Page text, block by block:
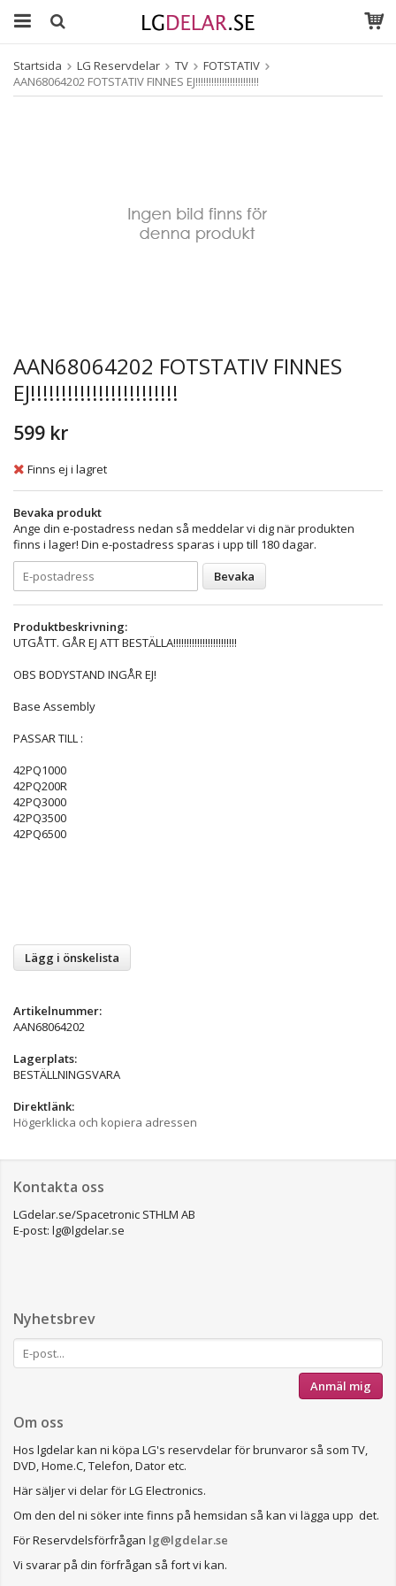
Startsida LG Reservdelar TV
FOTSTATIV
AAN68064202 FOTSTATIV FINNES EJ!!!!!!!!!!!!!!!!!!!!!!!!
AAN68064202 FOTSTATIV FINNES
EJ!!!!!!!!!!!!!!!!!!!!!!!!
599 kr
Finns ej i lagret
Bevaka produkt
Ange din e-postadress nedan så meddelar vi dig när produkten
finns i lager! Din e-postadress sparas i upp till 180 dagar.
Bevaka
Produktbeskrivning:
UTGÅTT. GÅR EJ ATT BESTÄLLA!!!!!!!!!!!!!!!!!!!!!!!!
OBS BODYSTAND INGÅR EJ!
Base Assembly
PASSAR TILL :
42PQ1000
42PQ200R
42PQ3000
42PQ3500
42PQ6500
Lägg i önskelista
Artikelnummer:
AAN68064202
Lagerplats:
BESTÄLLNINGSVARA
Direktlänk:
Högerklicka och kopiera adressen
Kontakta oss
LGdelar.se/Spacetronic STHLM AB
E-post: lg@lgdelar.se
Nyhetsbrev
Anmäl mig
Om oss
Hos lgdelar kan ni köpa LG's reservdelar för brunvaror så som TV,
DVD, Home.C, Telefon, Dator etc.
Här säljer vi delar för LG Electronics.
Om den del ni söker inte finns på hemsidan så kan vi lägga upp det.
För Reservdelsförfrågan lg@lgdelar.se
Vi svarar på din förfrågan så fort vi kan.